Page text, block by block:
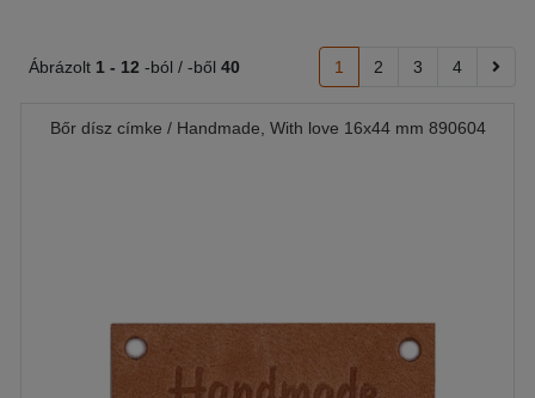
Ábrázolt 1 - 12 -ból / -ből 40 1 2 3 4
Bőr dísz címke / Handmade, With love 16x44 mm 890604